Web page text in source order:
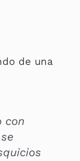
de una
con